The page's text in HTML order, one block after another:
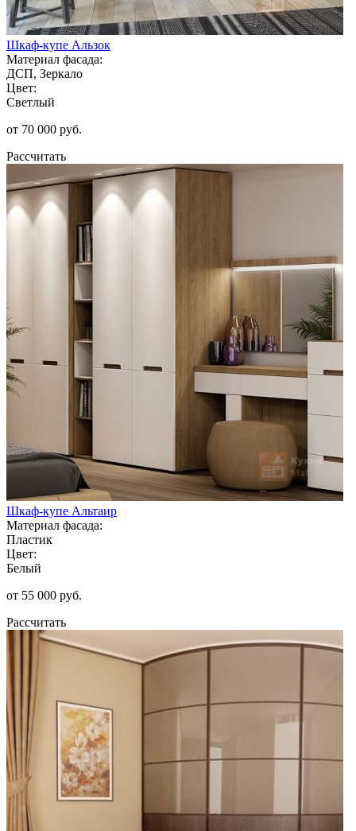
Шкаф-купе Альзок
Материал фасада:
ДСП, Зеркало
Цвет:
Светлый
от 70 000 руб.
Рассчитать
Шкаф-купе Альтаир
Материал фасада:
Пластик
Цвет:
Белый
от 55 000 руб.
Рассчитать